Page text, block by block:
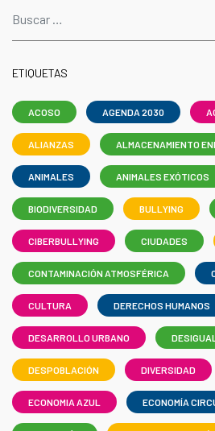
ETIQUETAS
ACOSO AGENDA 2030
ALIANZAS ALMACENAMIENTO
ANIMALES ANIMALES EXÓTICOS
BIODIVERSIDAD BULLYING
CIBERBULLYING CIUDADES
CONTAMINACIÓN ATMOSFÉRICA
CULTURA DERECHOS HUMANOS
DESARROLLO URBANO
DESPOBLACIÓN DIVERSIDAD
ECONOMIA AZUL ECONOMÍA